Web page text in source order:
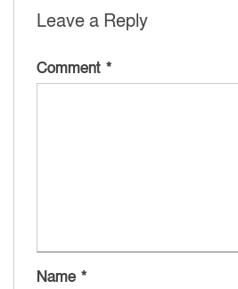
Leave a Reply
Comment *
Name *